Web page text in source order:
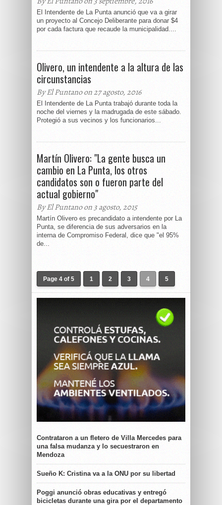
El Intendente de La Punta anunció que va a girar
un proyecto al Concejo Deliberante para donar $4
por cada factura que recaude la municipalidad....
Olivero, un intendente a la altura de las
circunstancias
By El Puntano on 27 agosto, 2016
El Intendente de La Punta trabajó durante toda la
noche del viernes y la madrugada de este sábado.
Protegió a sus vecinos y los funcionarios...
Martín Olivero: "La gente busca un
cambio en La Punta, los otros
candidatos son o fueron parte del
actual gobierno"
By El Puntano on 3 agosto, 2015
Martín Olivero es precandidato a intendente por La
Punta, se diferencia de sus adversarios en la
interna de Compromiso Federal, dice que "el 95%
de...
Page 4 of 5 1 2 3 4 5
Contrataron a un fletero de Villa Mercedes para
una falsa mudanza y lo secuestraron en
Mendoza
Sueño K: Cristina va a la ONU por su libertad
Poggi anunció obras educativas y entregó
bicicletas durante una gira por el departamento